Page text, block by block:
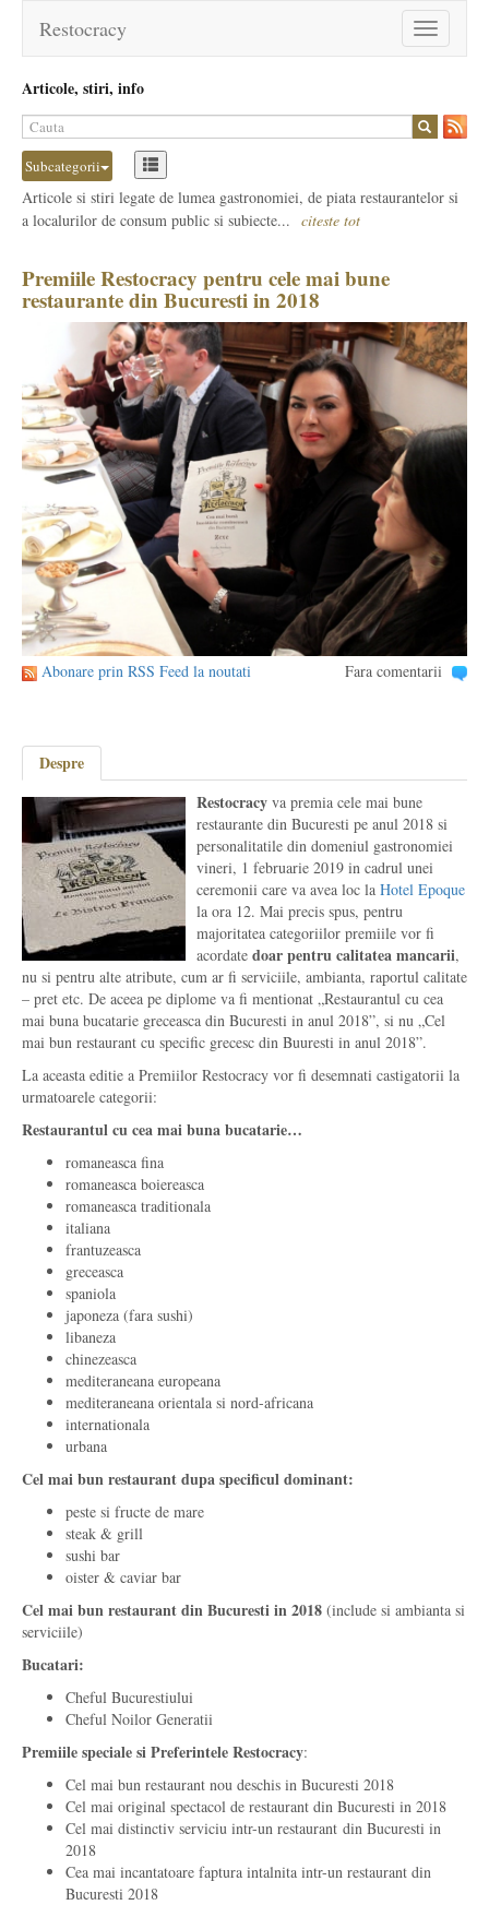
Toggle
navigation
Restocracy
Articole, stiri, info
Subcategorii
Articole si stiri legate de lumea gastronomiei, de piata restaurantelor si
a localurilor de consum public si subiecte... citeste tot
Premiile Restocracy pentru cele mai bune
restaurante din Bucuresti in 2018
Abonare prin RSS Feed la noutati Fara comentarii
Despre
Restocracy va premia cele mai bune
restaurante din Bucuresti pe anul 2018 si
personalitatile din domeniul gastronomiei
vineri, 1 februarie 2019 in cadrul unei
ceremonii care va avea loc la Hotel Epoque
la ora 12. Mai precis spus, pentru
majoritatea categoriilor premiile vor fi
acordate doar pentru calitatea mancarii,
nu si pentru alte atribute, cum ar fi serviciile, ambianta, raportul calitate
– pret etc. De aceea pe diplome va fi mentionat „Restaurantul cu cea
mai buna bucatarie greceasca din Bucuresti in anul 2018”, si nu „Cel
mai bun restaurant cu specific grecesc din Buuresti in anul 2018”.
La aceasta editie a Premiilor Restocracy vor fi desemnati castigatorii la
urmatoarele categorii:
Restaurantul cu cea mai buna bucatarie…
romaneasca fina
romaneasca boiereasca
romaneasca traditionala
italiana
frantuzeasca
greceasca
spaniola
japoneza (fara sushi)
libaneza
chinezeasca
mediteraneana europeana
mediteraneana orientala si nord-africana
internationala
urbana
Cel mai bun restaurant dupa specificul dominant:
peste si fructe de mare
steak & grill
sushi bar
oister & caviar bar
Cel mai bun restaurant din Bucuresti in 2018 (include si ambianta si
serviciile)
Bucatari:
Cheful Bucurestiului
Cheful Noilor Generatii
Premiile speciale si Preferintele Restocracy:
Cel mai bun restaurant nou deschis in Bucuresti 2018
Cel mai original spectacol de restaurant din Bucuresti in 2018
Cel mai distinctiv serviciu intr-un restaurant din Bucuresti in
2018
Cea mai incantatoare faptura intalnita intr-un restaurant din
Bucuresti 2018